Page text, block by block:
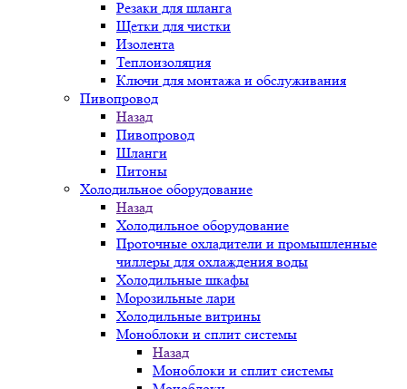
Резаки для шланга
Щетки для чистки
Изолента
Теплоизоляция
Ключи для монтажа и обслуживания
Пивопровод
Назад
Пивопровод
Шланги
Питоны
Холодильное оборудование
Назад
Холодильное оборудование
Проточные охладители и промышленные
чиллеры для охлаждения воды
Холодильные шкафы
Морозильные лари
Холодильные витрины
Моноблоки и сплит системы
Назад
Моноблоки и сплит системы